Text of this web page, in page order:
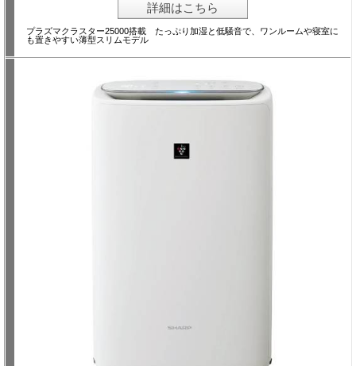
詳細はこちら
プラズマクラスター25000搭載 たっぷり加湿と低騒音で、ワンルームや寝室に
も置きやすい薄型スリムモデル